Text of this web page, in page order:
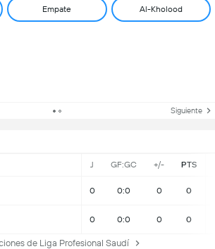
Empate Al-Kholood
Siguiente
J GF:GC +/- PTS
0 0:0 0 0
0 0:0 0 0
de Liga Profesional Saudí